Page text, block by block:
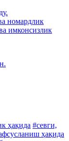
номардлик
имконсизлик
ҳақида #севги,
ҳақида